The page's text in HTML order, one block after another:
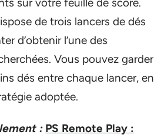
de trois lancers de dés
d’obtenir l’une des
Vous pouvez garder
dés entre chaque lancer, en
adoptée.
: PS Remote Play :